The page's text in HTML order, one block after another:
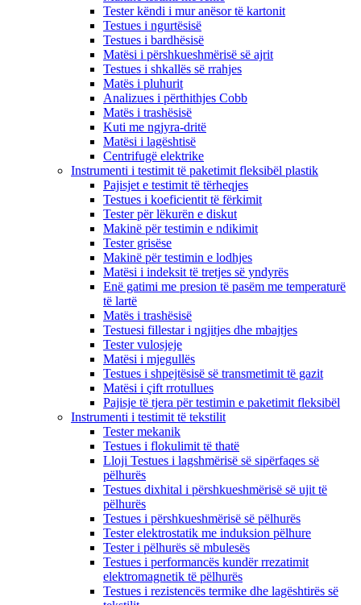
Tester këndi i mur anësor të kartonit
Testues i ngurtësisë
Testues i bardhësisë
Matësi i përshkueshmërisë së ajrit
Testues i shkallës së rrahjes
Matës i pluhurit
Analizues i përthithjes Cobb
Matës i trashësisë
Kuti me ngjyra-dritë
Matësi i lagështisë
Centrifugë elektrike
Instrumenti i testimit të paketimit fleksibël plastik
Pajisjet e testimit të tërheqjes
Testues i koeficientit të fërkimit
Tester për lëkurën e diskut
Makinë për testimin e ndikimit
Tester grisëse
Makinë për testimin e lodhjes
Matësi i indeksit të tretjes së yndyrës
Enë gatimi me presion të pasëm me temperaturë
të lartë
Matës i trashësisë
Testuesi fillestar i ngjitjes dhe mbajtjes
Tester vulosjeje
Matësi i mjegullës
Testues i shpejtësisë së transmetimit të gazit
Matësi i çift rrotullues
Pajisje të tjera për testimin e paketimit fleksibël
Instrumenti i testimit të tekstilit
Tester mekanik
Testues i flokulimit të thatë
Lloji Testues i lagshmërisë së sipërfaqes së
pëlhurës
Testues dixhital i përshkueshmërisë së ujit të
pëlhurës
Testues i përshkueshmërisë së pëlhurës
Tester elektrostatik me induksion pëlhure
Tester i pëlhurës së mbulesës
Testues i performancës kundër rrezatimit
elektromagnetik të pëlhurës
Testues i rezistencës termike dhe lagështirës së